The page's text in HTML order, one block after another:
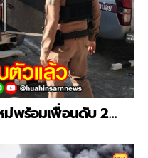
ม่พร้อมเพื่อนดับ 2…